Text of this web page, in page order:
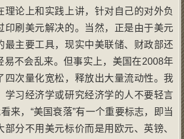
理论上和实践上讲，针对自己的对外负
印刷美元解决的。当然，正是由于美元
最主要工具，现实中美联储、财政部还
易不会乱来。但事实上，美国在2008年
四次量化宽松，释放出大量流动性。我
学习经济学或研究经济学的人不要轻言
来，“美国衰落”有一个重要标志，即当
部分不用美元标价而是用欧元、英镑、